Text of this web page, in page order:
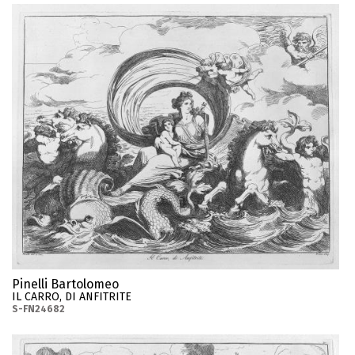
Pinelli Bartolomeo
IL CARRO, DI ANFITRITE
S-FN24682